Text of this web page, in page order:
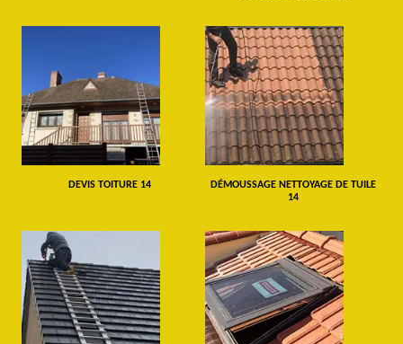
DEVIS TOITURE 14
DÉMOUSSAGE NETTOYAGE DE TUILE
14